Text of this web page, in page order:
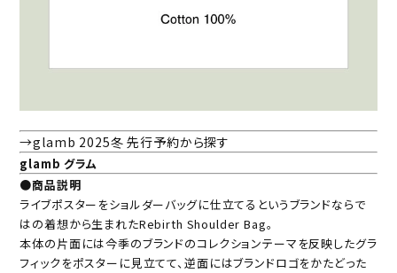
→glamb 2025冬 先行予約から探す
glamb グラム
●商品説明
ライブポスターをショルダーバッグに仕立てるというブランドならで
はの着想から生まれたRebirth Shoulder Bag。
本体の片面には今季のブランドのコレクションテーマを反映したグラ
フィックをポスターに見立てて、逆面にはブランドロゴをかたどった